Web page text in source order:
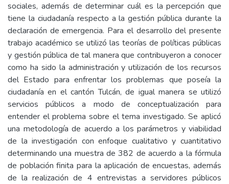
sociales, además de determinar cuál es la percepción que
tiene la ciudadanía respecto a la gestión pública durante la
declaración de emergencia. Para el desarrollo del presente
trabajo académico se utilizó las teorías de políticas públicas
y gestión pública de tal manera que contribuyeron a conocer
como ha sido la administración y utilización de los recursos
del Estado para enfrentar los problemas que poseía la
ciudadanía en el cantón Tulcán, de igual manera se utilizó
servicios públicos a modo de conceptualización para
entender el problema sobre el tema investigado. Se aplicó
una metodología de acuerdo a los parámetros y viabilidad
de la investigación con enfoque cualitativo y cuantitativo
determinando una muestra de 382 de acuerdo a la fórmula
de población finita para la aplicación de encuestas, además
de la realización de 4 entrevistas a servidores públicos